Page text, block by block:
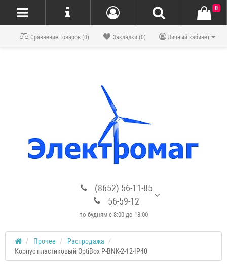
Блог
Личный кабинет
Закладки (0)
Сравнение товаров (0)
(8652) 56-11-85
56-59-12
по будням с 8:00 до 18:00
0
Прочее
Распродажа
Корпус пластиковый OptiBox P-BNK-2-12-IP40